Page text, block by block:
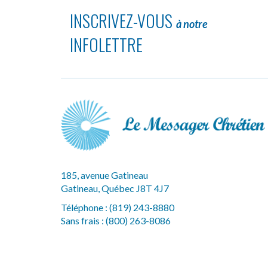
INSCRIVEZ-VOUS à notre
INFOLETTRE
185, avenue Gatineau
Gatineau, Québec J8T 4J7
Téléphone : (819) 243-8880
Sans frais : (800) 263-8086